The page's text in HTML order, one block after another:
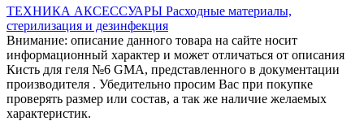
ТЕХНИКА АКСЕССУАРЫ Расходные материалы,
стерилизация и дезинфекция
Внимание: описание данного товара на сайте носит
информационный характер и может отличаться от описания
Кисть для геля №6 GMA, представленного в документации
производителя . Убедительно просим Вас при покупке
проверять размер или состав, а так же наличие желаемых
характеристик.